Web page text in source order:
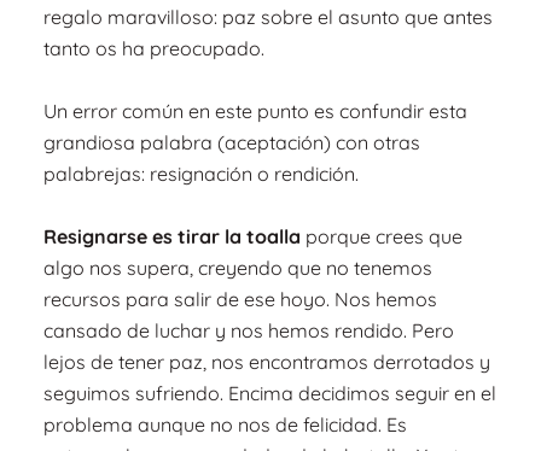
regalo maravilloso: paz sobre el asunto que antes
tanto os ha preocupado.
Un error común en este punto es confundir esta
grandiosa palabra (aceptación) con otras
palabrejas: resignación o rendición.
Resignarse es tirar la toalla porque crees que
algo nos supera, creyendo que no tenemos
recursos para salir de ese hoyo. Nos hemos
cansado de luchar y nos hemos rendido. Pero
lejos de tener paz, nos encontramos derrotados y
seguimos sufriendo. Encima decidimos seguir en el
problema aunque no nos de felicidad. Es